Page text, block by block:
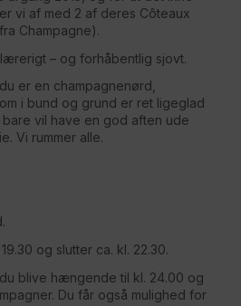
vi af med 2 af deres Côteaux
Champagne).
– og forhåbentlig sjovt.
er en champagnenørd,
i bund og grund er ret ligeglad
bare vil have en god aften ude
Vi rummer alle.
og slutter ca. kl. 22.30.
blive hængende til kl. 24.00 og
Du får også mulighed for